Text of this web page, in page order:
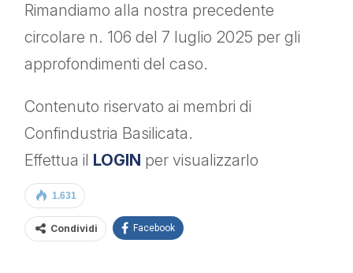
Rimandiamo alla nostra precedente
circolare n. 106 del 7 luglio 2025 per gli
approfondimenti del caso.
Contenuto riservato ai membri di
Confindustria Basilicata.
Effettua il LOGIN per visualizzarlo
1.631
Condividi Facebook